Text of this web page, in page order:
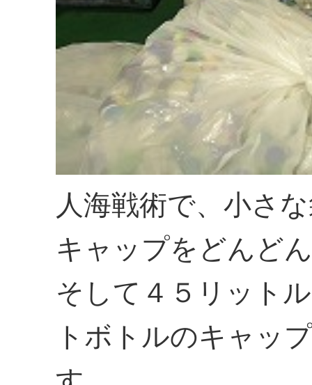
人海戦術で、小さ
キャップをどんど
そして４５リット
トボトルのキャッ